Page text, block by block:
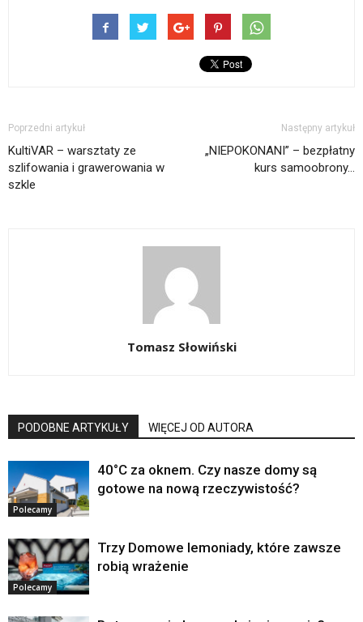
Poprzedni artykuł
KultiVAR – warsztaty ze
szlifowania i grawerowania w
szkle
Następny artykuł
„NIEPOKONANI” – bezpłatny
kurs samoobrony…
Tomasz Słowiński
PODOBNE ARTYKUŁY WIĘCEJ OD AUTORA
Polecamy
40°C za oknem. Czy nasze domy są
gotowe na nową rzeczywistość?
Polecamy
Trzy Domowe lemoniady, które zawsze
robią wrażenie